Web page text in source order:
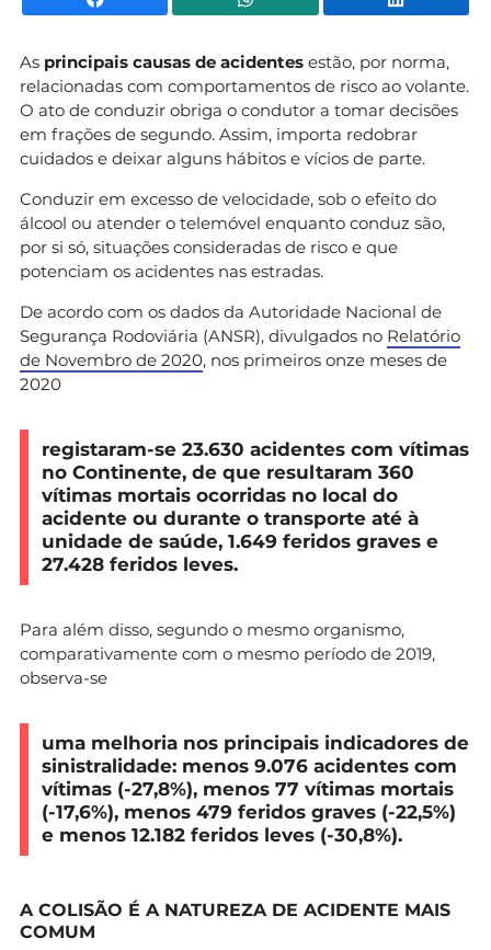
As principais causas de acidentes estão, por norma,
relacionadas com comportamentos de risco ao volante.
O ato de conduzir obriga o condutor a tomar decisões
em frações de segundo. Assim, importa redobrar
cuidados e deixar alguns hábitos e vícios de parte.
Conduzir em excesso de velocidade, sob o efeito do
álcool ou atender o telemóvel enquanto conduz são,
por si só, situações consideradas de risco e que
potenciam os acidentes nas estradas.
De acordo com os dados da Autoridade Nacional de
Segurança Rodoviária (ANSR), divulgados no Relatório
de Novembro de 2020, nos primeiros onze meses de
2020
registaram-se 23.630 acidentes com vítimas
no Continente, de que resultaram 360
vítimas mortais ocorridas no local do
acidente ou durante o transporte até à
unidade de saúde, 1.649 feridos graves e
27.428 feridos leves.
Para além disso, segundo o mesmo organismo,
comparativamente com o mesmo período de 2019,
observa-se
uma melhoria nos principais indicadores de
sinistralidade: menos 9.076 acidentes com
vítimas (-27,8%), menos 77 vítimas mortais
(-17,6%), menos 479 feridos graves (-22,5%)
e menos 12.182 feridos leves (-30,8%).
A COLISÃO É A NATUREZA DE ACIDENTE MAIS
COMUM